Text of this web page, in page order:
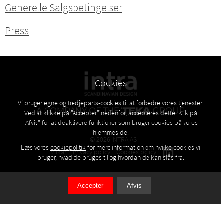
Generelle Salgsbetingelser
Press
© 2026 INTRA AS
Vilkår
Privacy policy Cookies policy
Cookies
Vi bruger egne og tredjeparts-cookies til at forbedre vores tjenester.
Ved at klikke på "Accepter" nedenfor, accepteres dette. Klik på
"Afvis" for at deaktivere funktioner som bruger cookies på vores
hjemmeside.
Læs vorescookiepolitik for mere information om hvilke cookies vi
bruger, hvad de bruges til og hvordan de kan slås fra.
Accepter Afvis